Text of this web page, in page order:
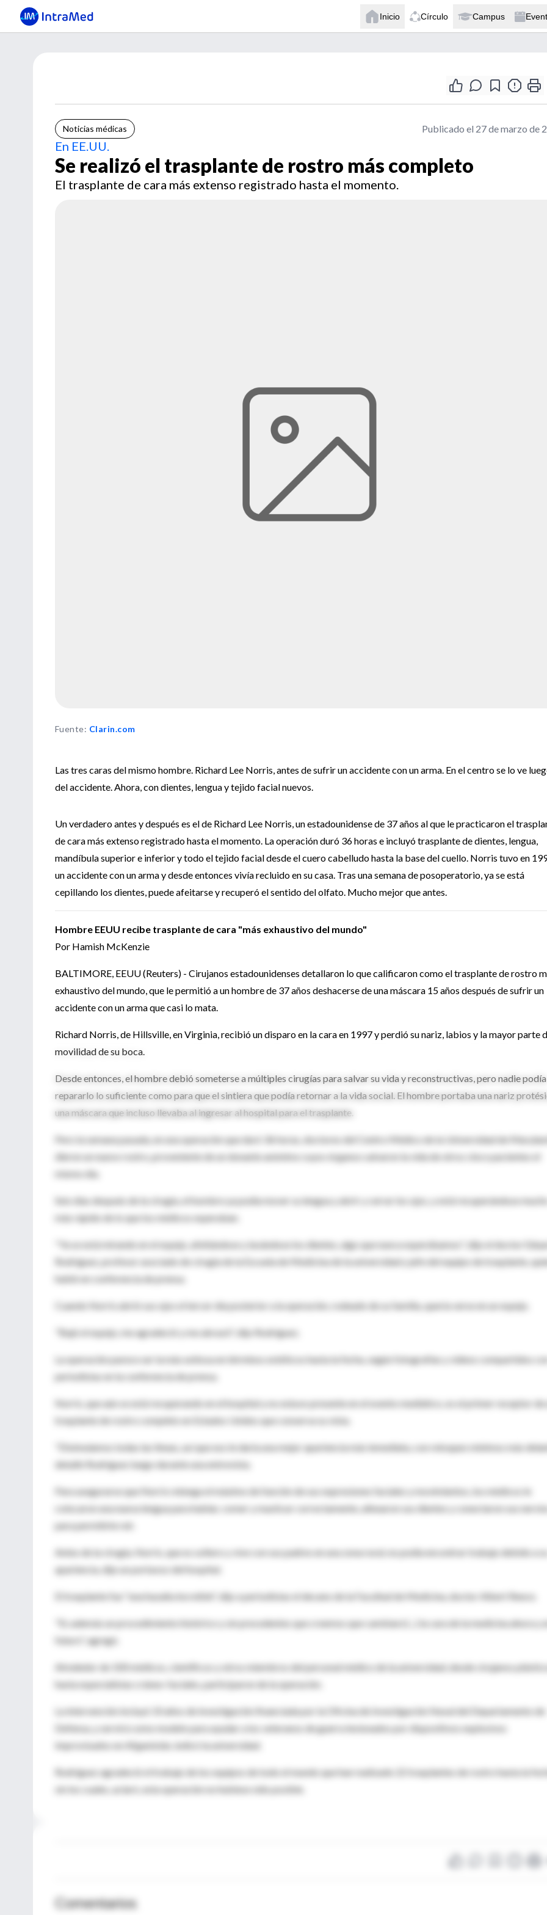
Inicio Círculo Campus
Noticias médicas Publicado el 27 de marzo de
En EE.UU.
Se realizó el trasplante de rostro más completo
El trasplante de cara más extenso registrado hasta el momento.
Fuente: Clarin.com
Las tres caras del mismo hombre. Richard Lee Norris, antes de sufrir un accidente con un arma. En el centro se lo ve
del accidente. Ahora, con dientes, lengua y tejido facial nuevos.
Un verdadero antes y después es el de Richard Lee Norris, un estadounidense de 37 años al que le practicaron el
de cara más extenso registrado hasta el momento. La operación duró 36 horas e incluyó trasplante de dientes, lengua,
mandíbula superior e inferior y todo el tejido facial desde el cuero cabelludo hasta la base del cuello. Norris tuvo en
un accidente con un arma y desde entonces vivía recluido en su casa. Tras una semana de posoperatorio, ya se está
cepillando los dientes, puede afeitarse y recuperó el sentido del olfato. Mucho mejor que antes.
Hombre EEUU recibe trasplante de cara "más exhaustivo del mundo"
Por Hamish McKenzie
BALTIMORE, EEUU (Reuters) - Cirujanos estadounidenses detallaron lo que calificaron como el trasplante de rostro
exhaustivo del mundo, que le permitió a un hombre de 37 años deshacerse de una máscara 15 años después de sufrir un
accidente con un arma que casi lo mata.
Richard Norris, de Hillsville, en Virginia, recibió un disparo en la cara en 1997 y perdió su nariz, labios y la mayor parte
movilidad de su boca.
Desde entonces, el hombre debió someterse a múltiples cirugías para salvar su vida y reconstructivas, pero nadie podía
repararlo lo suficiente como para que el sintiera que podía retornar a la vida social. El hombre portaba una nariz
una máscara que incluso llevaba al ingresar al hospital para el trasplante.
Pero la semana pasada, en una operación que duró 36 horas, doctores del Centro Médico de la Universidad de
dieron un nuevo rostro, proveniente de un donante anónimo cuyos órganos salvaron la vida de otros cinco pacientes el
mismo día.
Seis días después de la cirugía, el hombre ya podía mover su lengua y abrir y cerrar los ojos, y está recuperándose
más rápido de lo que los médicos esperaban.
"Ya se está mirando en el espejo, afeitándose y lavándose los dientes, algo que nunca esperábamos", dijo el doctor
Rodríguez, profesor asociado de cirugía de la Escuela de Medicina de la universidad y jefe del equipo de trasplante,
habló en conferencia de prensa.
Cuando Norris abrió sus ojos el tercer día posterior a la operación, rodeado de su familia, quería verse en un espejo.
"Bajó el espejo, me agradeció y me abrazó", dijo Rodríguez.
La operación parece ser la más exitosa en términos estéticos hasta la fecha, según fotografías y videos compartidos
periodistas en la conferencia de prensa.
Norris, que aún se está recuperando en el hospital y no estuvo presente en el evento mediático, es el primer receptor de
trasplante de rostro completo en Estados Unidos que conserva su vista.
"Disimulamos todas las líneas, así que eso le daría una mejor apariencia más inmediata, con retoques mínimos más
detalló Rodríguez luego durante una entrevista.
Para asegurarse que Norris retenga el máximo de función de sus expresiones faciales y movimientos, los médicos le
colocaron una nueva lengua para hablar, comer y masticar correctamente, alinearon sus dientes y conectaron sus
para permitirle reír.
Antes de la cirugía, Norris, que es soltero y vive con sus padres en una zona rural, no podía encontrar trabajo debido a
apariencia, dijo un portavoz del hospital.
El trasplante fue "una hazaña increíble", dijo a periodistas el decano de la Facultad de Medicina, doctor Albert Reece.
"Es además un procedimiento histórico y sin precedentes que creemos que cambiará (...) la cara de la medicina ahora y
futuro", agregó.
Alrededor de 100 médicos, científicos y otros miembros del personal médico de la universidad, desde cirujanos
hasta especialistas cráneo-faciales, participaron de la operación.
La intervención incluyó 10 años de investigación financiada por la Oficina de Investigación Naval del Departamento de
Defensa, y servirá como modelo para ayudar a los veteranos de guerra lesionados por dispositivos explosivos
improvisados en Afganistán, indicó la universidad.
Rodríguez agradeció el trabajo de los equipos de todo el mundo que han realizado 22 trasplantes de rostro hasta la
sin los cuales, aclaró, esta operación no hubiese sido posible.
Comentarios